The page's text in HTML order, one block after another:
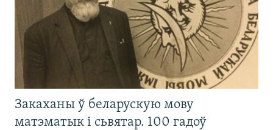
Закаханы ў беларускую мову
матэматык і сьвятар. 100 гадоў